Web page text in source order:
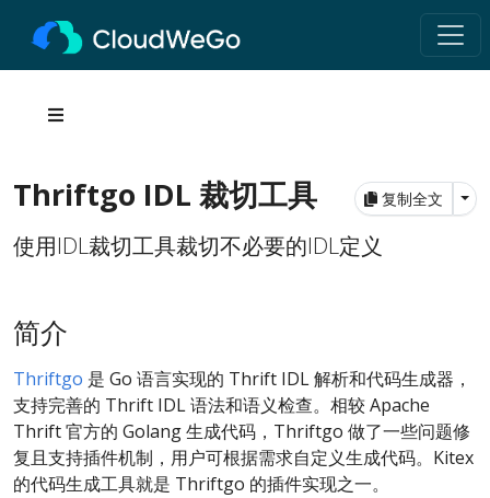
复制全文
Thriftgo IDL 裁切工具
使用IDL裁切工具裁切不必要的IDL定义
简介
Thriftgo 是 Go 语言实现的 Thrift IDL 解析和代码生成器，
支持完善的 Thrift IDL 语法和语义检查。相较 Apache
Thrift 官方的 Golang 生成代码，Thriftgo 做了一些问题修
复且支持插件机制，用户可根据需求自定义生成代码。Kitex
的代码生成工具就是 Thriftgo 的插件实现之一。